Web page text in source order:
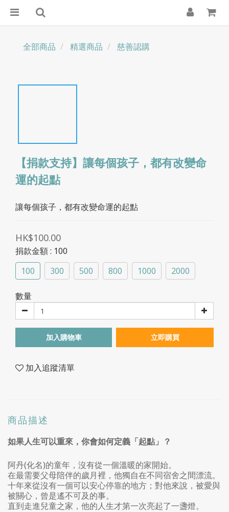
全部商品 精選商品 慈善認購
【捐款支持】讓每個孩子，都有改變命
運的起點
讓每個孩子，都有改變命運的起點
HK$100.00
捐款金額: 100
100
300 500 800 1000 2000
數量
加入購物車 立即購買
加入追蹤清單
商品描述
如果人生可以重來，你會如何定義「起點」？
阿丹(化名)的童年，沒有從一個溫暖的家開始。
在最需要父母陪伴的歲月裡，他獨自在不同宿舍之間漂流。
十年來從沒有一個可以安心停靠的地方；對他來說，被愛與
被關心，曾是遙不可及的事。
直到走進兒童之家，他的人生才第一次亮起了一盞燈。